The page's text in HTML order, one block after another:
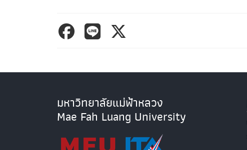
มหาวิทยาลัยแม่ฟ้าหลวง
Mae Fah Luang University